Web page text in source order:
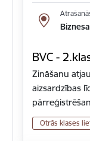
BVC -
Zināšanu
aizsardzības
Otrās klases